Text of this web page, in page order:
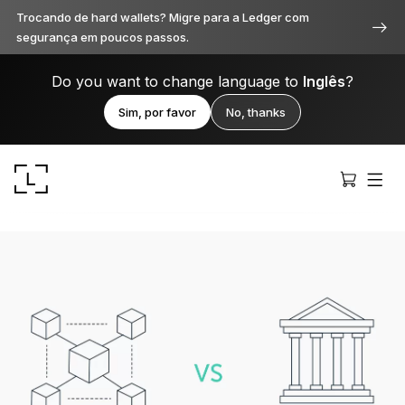
Trocando de hard wallets? Migre para a Ledger com
segurança em poucos passos.
Do you want to change language to Inglês?
Sim, por favor No, thanks
Ledger Stax
Premium de todos os ângulos